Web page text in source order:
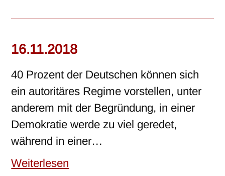
16.11.2018
40 Prozent der Deutschen können sich
ein autoritäres Regime vorstellen, unter
anderem mit der Begründung, in einer
Demokratie werde zu viel geredet,
während in einer…
Weiterlesen